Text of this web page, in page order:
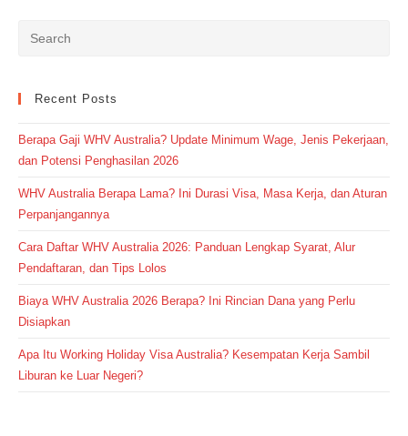
Recent Posts
Berapa Gaji WHV Australia? Update Minimum Wage, Jenis Pekerjaan,
dan Potensi Penghasilan 2026
WHV Australia Berapa Lama? Ini Durasi Visa, Masa Kerja, dan Aturan
Perpanjangannya
Cara Daftar WHV Australia 2026: Panduan Lengkap Syarat, Alur
Pendaftaran, dan Tips Lolos
Biaya WHV Australia 2026 Berapa? Ini Rincian Dana yang Perlu
Disiapkan
Apa Itu Working Holiday Visa Australia? Kesempatan Kerja Sambil
Liburan ke Luar Negeri?